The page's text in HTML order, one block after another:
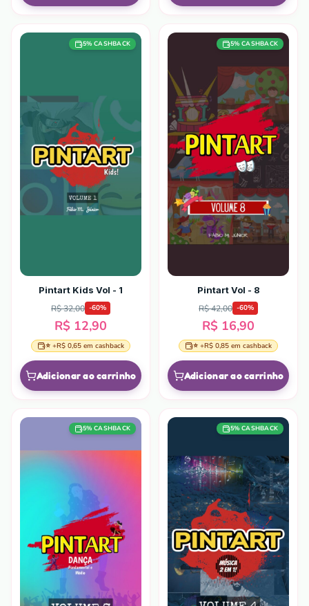
5% CASHBACK
Pintart Kids Vol - 1
R$ 32,00 -60%
R$ 12,90
⭐ +R$ 0,65 em cashback
Adicionar ao carrinho
5% CASHBACK
Pintart Vol - 8
R$ 42,00 -60%
R$ 16,90
⭐ +R$ 0,85 em cashback
Adicionar ao carrinho
5% CASHBACK 5% CASHBACK